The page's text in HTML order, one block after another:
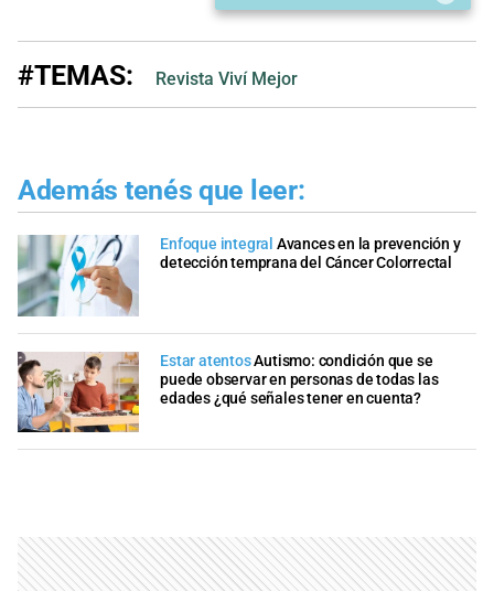
#TEMAS: Revista Viví Mejor
Además tenés que leer:
Enfoque integral Avances en la prevención y
detección temprana del Cáncer Colorrectal
Estar atentosAutismo: condición que se
puede observar en personas de todas las
edades ¿qué señales tener en cuenta?